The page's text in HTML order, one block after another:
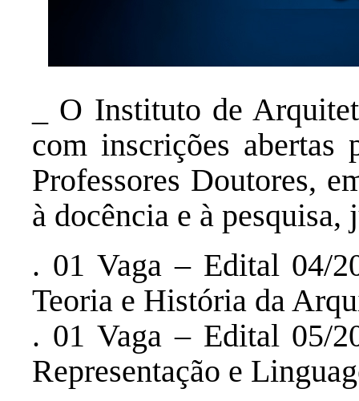
_ O Instituto de
com inscrições abertas
Professores Doutores,
à docência e à
. 01 Vaga – Edital 04/
Teoria e História da
. 01 Vaga – Edital 05/
Representação e